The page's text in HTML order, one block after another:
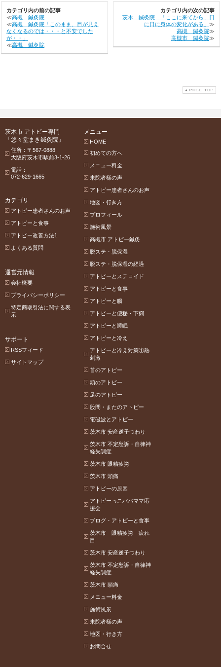
カテゴリ内の前の記事
≪高槻 鍼灸院
≪高槻 鍼灸院「このまま、目が見え
なくなるのでは・・・と不安でした
が・・」
≪高槻 鍼灸院
カテゴリ内の次の記事
茨木 鍼灸院 「ここに来てから、日
に日に身体の変化がある」 ≫
高槻 鍼灸院≫
高槻市 鍼灸院≫
茨木市 アトピー専門
「悠々堂まき鍼灸院」
住所：〒567-0888
大阪府茨木市駅前3-1-26
電話：
072-629-1665
メニュー
HOME
初めての方へ
メニュー料金
来院者様の声
アトピー患者さんのお声
地図・行き方
プロフィール
施術風景
高槻市 アトピー鍼灸
脱ステ・脱保湿
脱ステ・脱保湿の経過
アトピーとステロイド
アトピーと食事
アトピーと腸
アトピーと便秘・下痢
アトピーと睡眠
アトピーと冷え
アトピーと冷え対策①熱
刺激
首のアトピー
頭のアトピー
足のアトピー
股間・またのアトピー
電磁波とアトピー
茨木市 安産逆子つわり
茨木市 不定愁訴・自律神
経失調症
茨木市 眼精疲労
茨木市 頭痛
アトピーの原因
アトピーっこパパママ応
援会
ブログ・アトピーと食事
茨木市 眼精疲労 疲れ
目
茨木市 安産逆子つわり
茨木市 不定愁訴・自律神
経失調症
茨木市 頭痛
メニュー料金
施術風景
来院者様の声
地図・行き方
お問合せ
カテゴリ
アトピー患者さんのお声
アトピーと食事
アトピー改善方法1
よくある質問
運営元情報
会社概要
プライバシーポリシー
特定商取引法に関する表
示
サポート
RSSフィード
サイトマップ